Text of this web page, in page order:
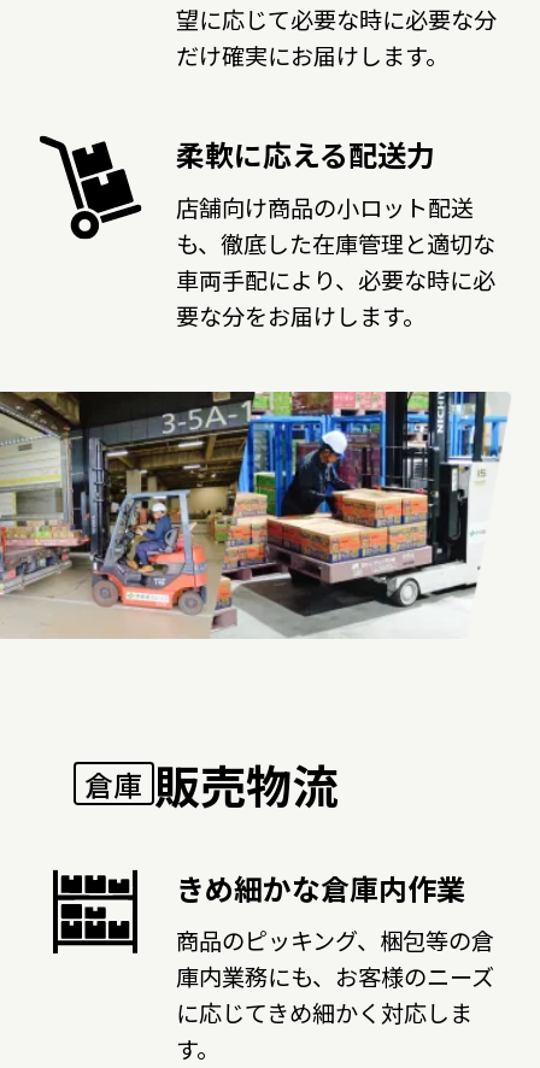
望に応じて必要な時に必要な分
だけ確実にお届けします。
柔軟に応える配送力
店舗向け商品の小ロット配送
も、徹底した在庫管理と適切な
車両手配により、必要な時に必
要な分をお届けします。
倉庫 販売物流
きめ細かな倉庫内作業
商品のピッキング、梱包等の倉
庫内業務にも、お客様のニーズ
に応じてきめ細かく対応しま
す。